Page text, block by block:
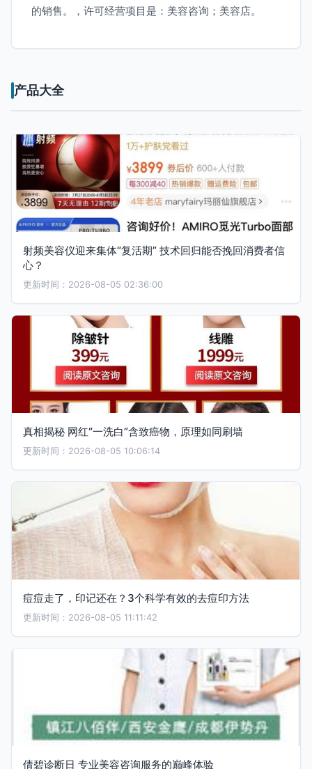
的销售。，许可经营项目是：美容咨询；美容店。
产品大全
射频美容仪迎来集体“复活期” 技术回归能否挽回消费者信
心？
更新时间：2026-08-05 02:36:00
真相揭秘 网红“一洗白”含致癌物，原理如同刷墙
更新时间：2026-08-05 10:06:14
痘痘走了，印记还在？3个科学有效的去痘印方法
更新时间：2026-08-05 11:11:42
倩碧诊断日 专业美容咨询服务的巅峰体验